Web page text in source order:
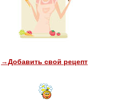
→Добавить свой рецепт